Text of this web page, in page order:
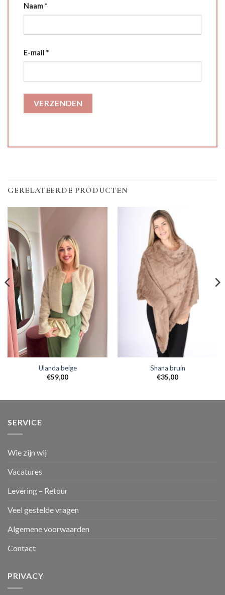
Naam*
E-mail *
GERELATEERDE PRODUCTEN
Ulanda beige
€59,00
Shana bruin
€35,00
SERVICE
Wie zijn wij
Vacatures
Levering – Retour
Veel gestelde vragen
Algemene voorwaarden
Contact
PRIVACY